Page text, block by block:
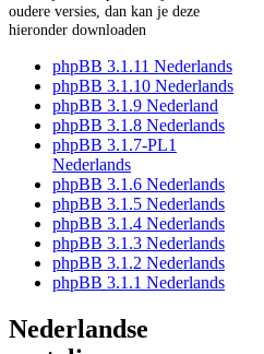
oudere versies, dan kan je deze
hieronder downloaden
phpBB 3.1.11 Nederlands
phpBB 3.1.10 Nederlands
phpBB 3.1.9 Nederland
phpBB 3.1.8 Nederlands
phpBB 3.1.7-PL1
Nederlands
phpBB 3.1.6 Nederlands
phpBB 3.1.5 Nederlands
phpBB 3.1.4 Nederlands
phpBB 3.1.3 Nederlands
phpBB 3.1.2 Nederlands
phpBB 3.1.1 Nederlands
Nederlandse